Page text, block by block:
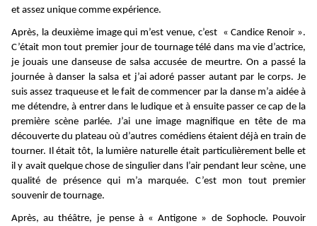
et assez unique comme expérience.
Après, la deuxième image qui m’est venue, c’est « Candice Renoir ».
C’était mon tout premier jour de tournage télé dans ma vie d’actrice,
je jouais une danseuse de salsa accusée de meurtre. On a passé la
journée à danser la salsa et j’ai adoré passer autant par le corps. Je
suis assez traqueuse et le fait de commencer par la danse m’a aidée à
me détendre, à entrer dans le ludique et à ensuite passer ce cap de la
première scène parlée. J’ai une image magnifique en tête de ma
découverte du plateau où d’autres comédiens étaient déjà en train de
tourner. Il était tôt, la lumière naturelle était particulièrement belle et
il y avait quelque chose de singulier dans l’air pendant leur scène, une
qualité de présence qui m’a marquée. C’est mon tout premier
souvenir de tournage.
Après, au théâtre, je pense à « Antigone » de Sophocle. Pouvoir